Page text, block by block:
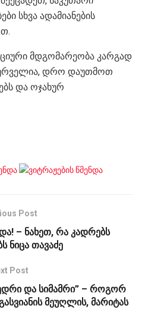
სხვა ადამიანების
მდგომარეობა კარგად
დრო დაუთმოთ
და ოჯახურ
Post
– ნახეთ, რა კადრებს
ნიცა თავაძე
Post
და სიმამრი” – როგორ
მეუღლის, მარიტას